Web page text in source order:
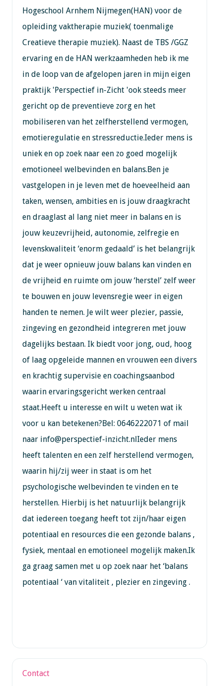
Hogeschool Arnhem Nijmegen(HAN) voor de
opleiding vaktherapie muziek( toenmalige
Creatieve therapie muziek). Naast de TBS /GGZ
ervaring en de HAN werkzaamheden heb ik me
in de loop van de afgelopen jaren in mijn eigen
praktijk 'Perspectief in-Zicht 'ook steeds meer
gericht op de preventieve zorg en het
mobiliseren van het zelfherstellend vermogen,
emotieregulatie en stressreductie.Ieder mens is
uniek en op zoek naar een zo goed mogelijk
emotioneel welbevinden en balans.Ben je
vastgelopen in je leven met de hoeveelheid aan
taken, wensen, ambities en is jouw draagkracht
en draaglast al lang niet meer in balans en is
jouw keuzevrijheid, autonomie, zelfregie en
levenskwaliteit ‘enorm gedaald’ is het belangrijk
dat je weer opnieuw jouw balans kan vinden en
de vrijheid en ruimte om jouw ‘herstel’ zelf weer
te bouwen en jouw levensregie weer in eigen
handen te nemen. Je wilt weer plezier, passie,
zingeving en gezondheid integreren met jouw
dagelijks bestaan. Ik biedt voor jong, oud, hoog
of laag opgeleide mannen en vrouwen een divers
en krachtig supervisie en coachingsaanbod
waarin ervaringsgericht werken centraal
staat.Heeft u interesse en wilt u weten wat ik
voor u kan betekenen?Bel: 0646222071 of mail
naar info@perspectief-inzicht.nlIeder mens
heeft talenten en een zelf herstellend vermogen,
waarin hij/zij weer in staat is om het
psychologische welbevinden te vinden en te
herstellen. Hierbij is het natuurlijk belangrijk
dat iedereen toegang heeft tot zijn/haar eigen
potentiaal en resources die een gezonde balans ,
fysiek, mentaal en emotioneel mogelijk maken.Ik
ga graag samen met u op zoek naar het ‘balans
potentiaal ‘ van vitaliteit , plezier en zingeving .
Contact